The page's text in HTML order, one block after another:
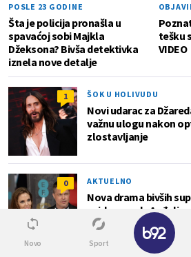
POSLE 23 GODINE
Šta je policija pronašla u
spavaćoj sobi Majkla
Džeksona? Bivša detektivka
iznela nove detalje
tešku
VIDEO
1 ŠOK U HOLIVUDU
Novi udarac za
važnu ulogu nakon
zlostavljanje
0 AKTUELNO
Nova drama bivših
uvid u zaradu
Novo Sport
✕